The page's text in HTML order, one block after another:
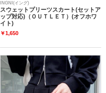
INGNI(イング)
スウェットプリーツスカート(セットア
ップ対応)（ＯＵＴＬＥＴ）(オフホワ
イト)
￥1,650